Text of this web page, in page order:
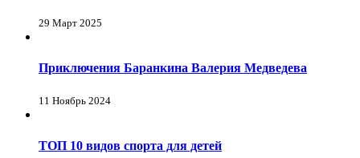
29 Март 2025
Приключения Баранкина Валерия Медведева
11 Ноябрь 2024
ТОП 10 видов спорта для детей